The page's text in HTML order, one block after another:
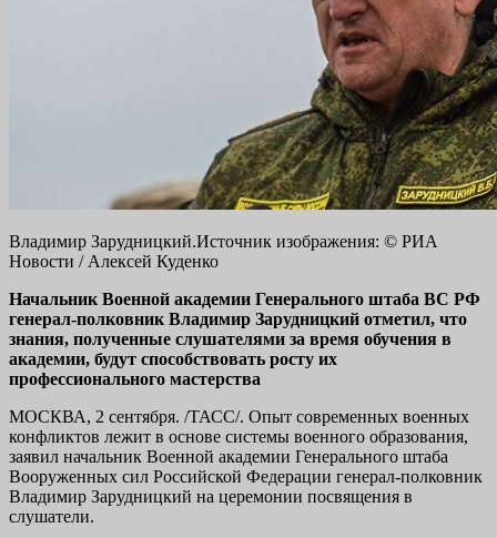
Владимир Зарудницкий.Источник изображения: © РИА
Новости / Алексей Куденко
Начальник Военной академии Генерального штаба ВС РФ
генерал-полковник Владимир Зарудницкий отметил, что
знания, полученные слушателями за время обучения в
академии, будут способствовать росту их
профессионального мастерства
МОСКВА, 2 сентября. /ТАСС/. Опыт современных военных
конфликтов лежит в основе системы военного образования,
заявил начальник Военной академии Генерального штаба
Вооруженных сил Российской Федерации генерал-полковник
Владимир Зарудницкий на церемонии посвящения в
слушатели.